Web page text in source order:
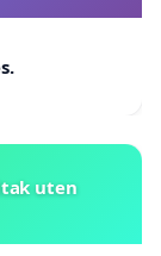
uten